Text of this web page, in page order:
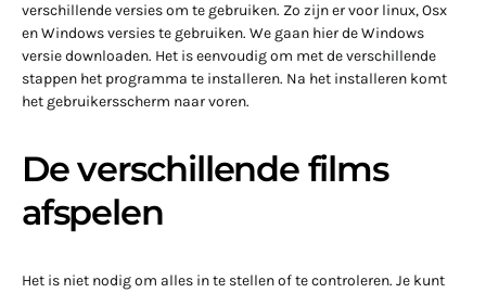
verschillende versies om te gebruiken. Zo zijn er voor linux, Osx
en Windows versies te gebruiken. We gaan hier de Windows
versie downloaden. Het is eenvoudig om met de verschillende
stappen het programma te installeren. Na het installeren komt
het gebruikersscherm naar voren.
De verschillende films
afspelen
Het is niet nodig om alles in te stellen of te controleren. Je kunt